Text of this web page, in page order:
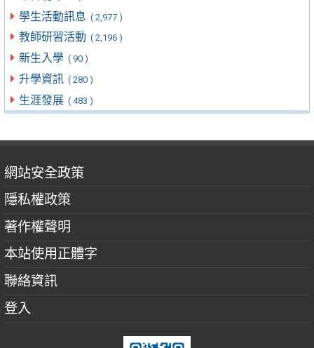
學生活動訊息 ( 2,977 )
教師研習活動 ( 2,196 )
新生入學 ( 90 )
升學資訊 ( 280 )
生涯發展 ( 483 )
網站安全政策
隱私權政策
著作權聲明
本站使用正體字
聯絡資訊
登入